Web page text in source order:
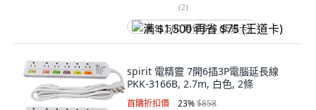
(2)
满 $1,500 再省 $75 (王道卡)
spirit 電精靈 7開6插3P電腦延長線
PKK-3166B, 2.7m, 白色, 2條
首購折扣價 23%$858